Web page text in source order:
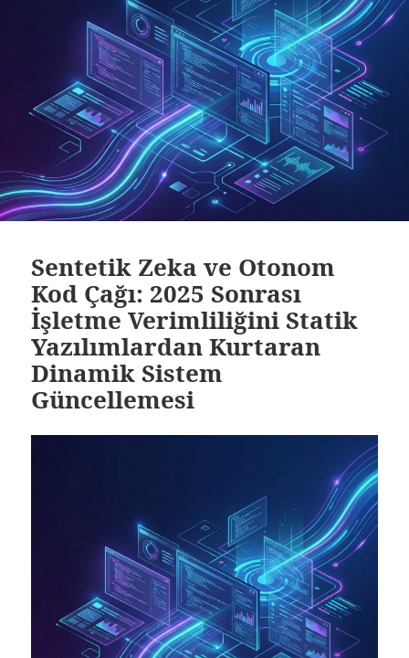
Sentetik Zeka ve Otonom
Kod Çağı: 2025 Sonrası
İşletme Verimliliğini Statik
Yazılımlardan Kurtaran
Dinamik Sistem
Güncellemesi